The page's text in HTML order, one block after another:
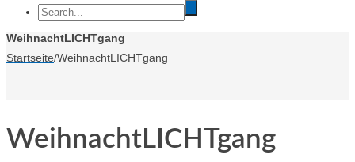
WeihnachtLICHTgang
Startseite/WeihnachtLICHTgang
WeihnachtLICHTgang